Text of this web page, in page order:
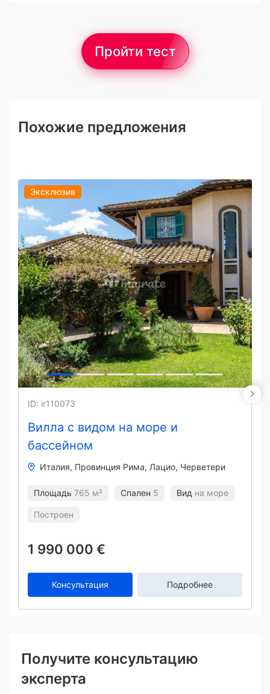
Пройти тест
Похожие предложения
Эксклюзив
Вилла с видом на море и
бассейном
ID: ir110073
Италия Провинция Рима, Лацио Черветери
Площадь 765 м² Спален 5 Вид на море
Построен
1 990 000 €
Консультация Подробнее
Получите консультацию
эксперта